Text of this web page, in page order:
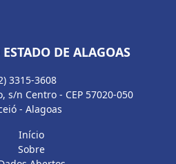
DE ALAGOAS
3315-3608
s/n Centro - CEP 57020-050
- Alagoas
Início
Sobre